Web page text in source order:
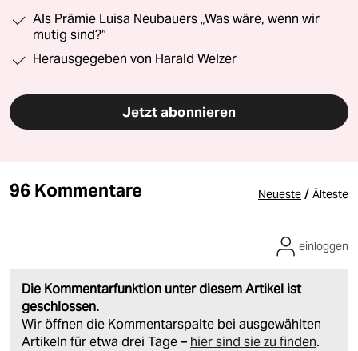
Als Prämie Luisa Neubauers „Was wäre, wenn wir
mutig sind?“
Herausgegeben von Harald Welzer
Jetzt abonnieren
96 Kommentare Neueste / Älteste
Die Kommentarfunktion unter diesem Artikel ist
geschlossen.
Wir öffnen die Kommentarspalte bei ausgewählten
Artikeln für etwa drei Tage – hier sind sie zu finden.
einloggen